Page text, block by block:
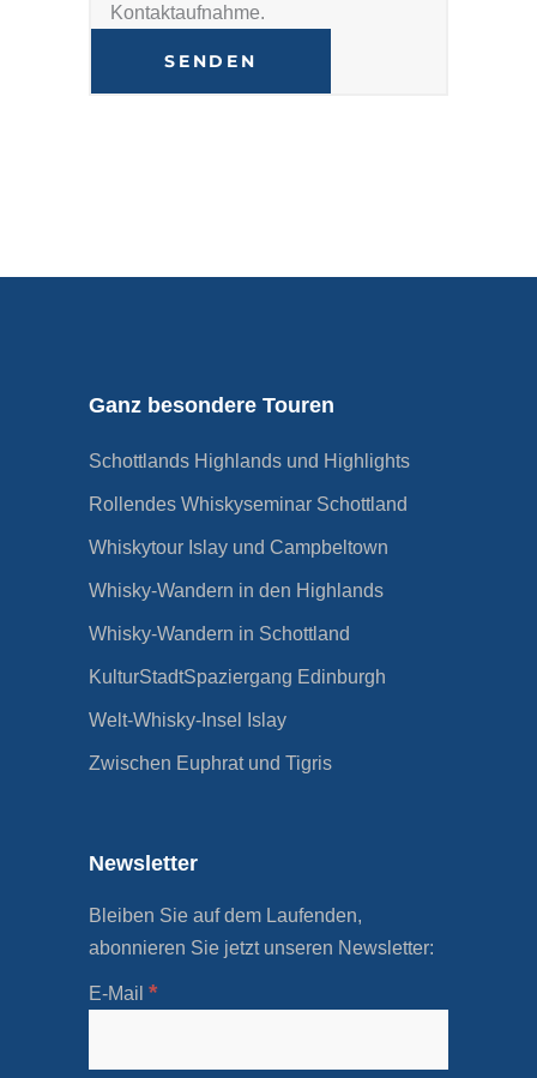
Kontaktaufnahme.
Ganz besondere Touren
Schottlands Highlands und Highlights
Rollendes Whiskyseminar Schottland
Whiskytour Islay und Campbeltown
Whisky-Wandern in den Highlands
Whisky-Wandern in Schottland
KulturStadtSpaziergang Edinburgh
Welt-Whisky-Insel Islay
Zwischen Euphrat und Tigris
Newsletter
Bleiben Sie auf dem Laufenden,
abonnieren Sie jetzt unseren Newsletter:
E-Mail *